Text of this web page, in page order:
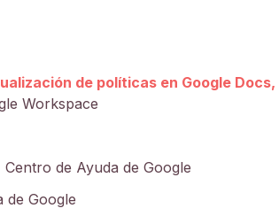
de políticas en Google Docs,
Workspace
| Centro de Ayuda de Google
de Google